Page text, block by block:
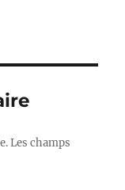
Les champs